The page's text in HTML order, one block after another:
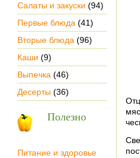
Салаты и закуски (94)
Первые блюда (41)
Вторые блюда (96)
Каши (9)
Выпечка (46)
Десерты(36)
Полезно
Питание и здоровье